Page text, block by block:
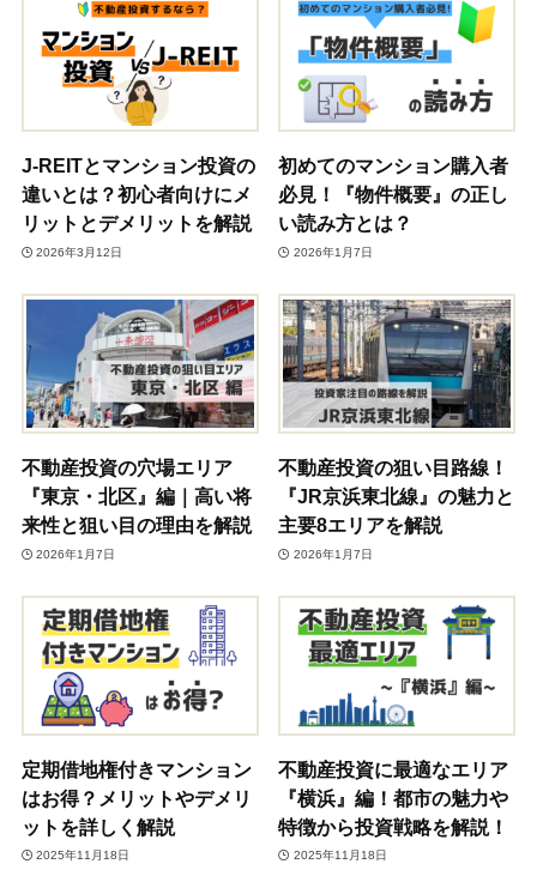
J-REITとマンション投資の
違いとは？初心者向けにメ
リットとデメリットを解説
2026年3月12日
初めてのマンション購入者
必見！『物件概要』の正し
い読み方とは？
2026年1月7日
不動産投資の穴場エリア
『東京・北区』編｜高い将
来性と狙い目の理由を解説
2026年1月7日
不動産投資の狙い目路線！
『JR京浜東北線』の魅力と
主要8エリアを解説
2026年1月7日
定期借地権付きマンション
はお得？メリットやデメリ
ットを詳しく解説
2025年11月18日
不動産投資に最適なエリア
『横浜』編！都市の魅力や
特徴から投資戦略を解説！
2025年11月18日